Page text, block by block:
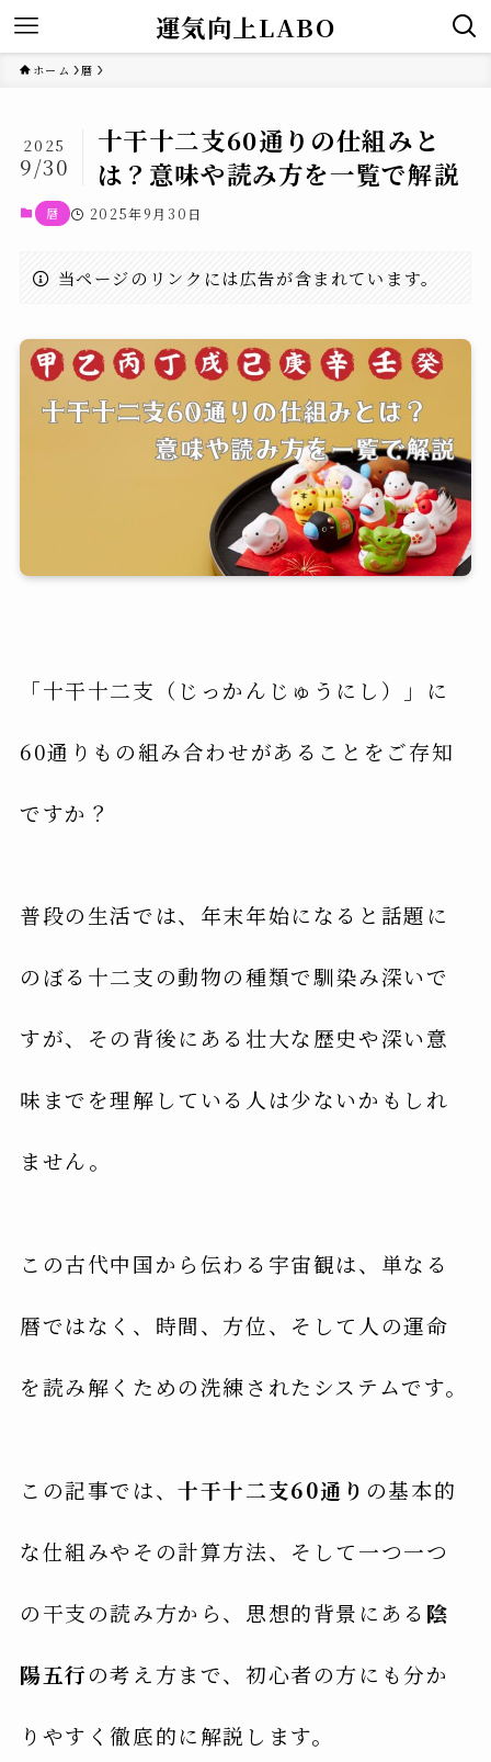
運気向上LABO
ホーム 暦
十干十二支60通りの仕組みと
は？意味や読み方を一覧で解説
2025
9/30
暦 2025年9月30日
当ページのリンクには広告が含まれています。
「十干十二支（じっかんじゅうにし）」に
60通りもの組み合わせがあることをご存知
ですか？
普段の生活では、年末年始になると話題に
のぼる十二支の動物の種類で馴染み深いで
すが、その背後にある壮大な歴史や深い意
味までを理解している人は少ないかもしれ
ません。
この古代中国から伝わる宇宙観は、単なる
暦ではなく、時間、方位、そして人の運命
を読み解くための洗練されたシステムです。
この記事では、十干十二支60通り の基本的
な仕組みやその計算方法、そして一つ一つ
の干支の読み方から、思想的背景にある 陰
陽五行の考え方まで、初心者の方にも分か
りやすく徹底的に解説します。